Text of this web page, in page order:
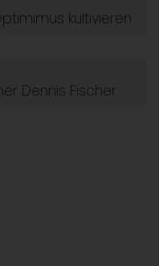
kultivieren
Dennis Fischer